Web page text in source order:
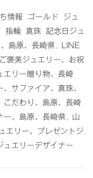
情報 ゴールド
ジュ
指輪 真珠
記念日ジュ
島原、長崎県
LINE
ご褒美ジュエリー、お祝
エリー贈り物、長崎
サファイア、真珠、
こだわり、島原、長崎
ー、島原、長崎県
山
エリー、プレゼントジ
ュエリーデザイナー